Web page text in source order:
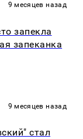
9 месяцев назад
запекла
запеканка
9 месяцев назад
стал